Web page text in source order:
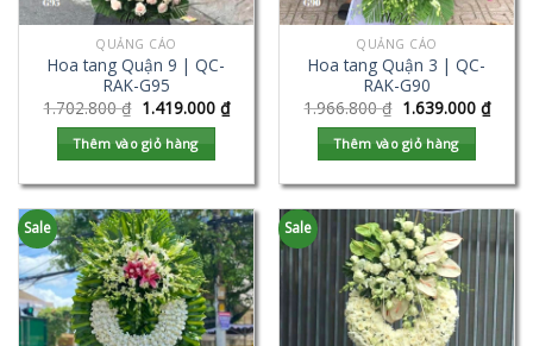
QUẢNG CÁO
Hoa tang Quận 9 | QC-
RAK-G95
1.702.800₫ 1.419.000 ₫
Thêm vào giỏ hàng
QUẢNG CÁO
Hoa tang Quận 3 | QC-
RAK-G90
1.966.800₫ 1.639.000 ₫
Thêm vào giỏ hàng
Sale Sale